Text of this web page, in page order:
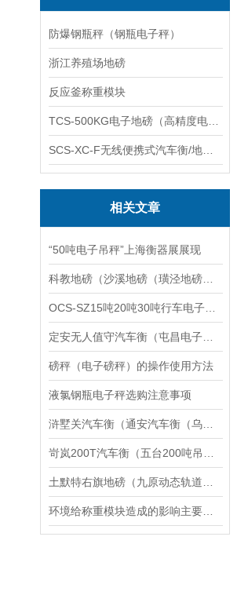
防爆钢瓶秤（钢瓶电子秤）
浙江养殖场地磅
反应釜称重模块
相关文章
“50吨电子吊秤”上海衡器展展现
磅秤（电子磅秤）的操作使用方法
液氯钢瓶电子秤选购注意事项